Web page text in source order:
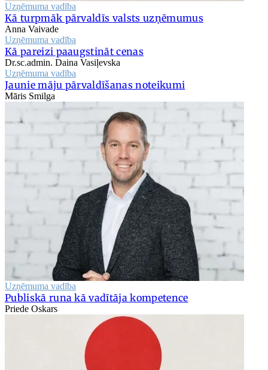
Uzņēmuma vadība
Kā turpmāk pārvaldīs valsts uzņēmumus
Anna Vaivade
Uzņēmuma vadība
Kā pareizi paaugstināt cenas
Dr.sc.admin. Daina Vasiļevska
Uzņēmuma vadība
Jaunie māju pārvaldīšanas noteikumi
Māris Smilga
Uzņēmuma vadība
Publiskā runa kā vadītāja kompetence
Priede Oskars